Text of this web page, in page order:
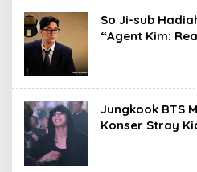
So Ji-sub
“Agent Kim:
Jungkook BTS
Konser Stray